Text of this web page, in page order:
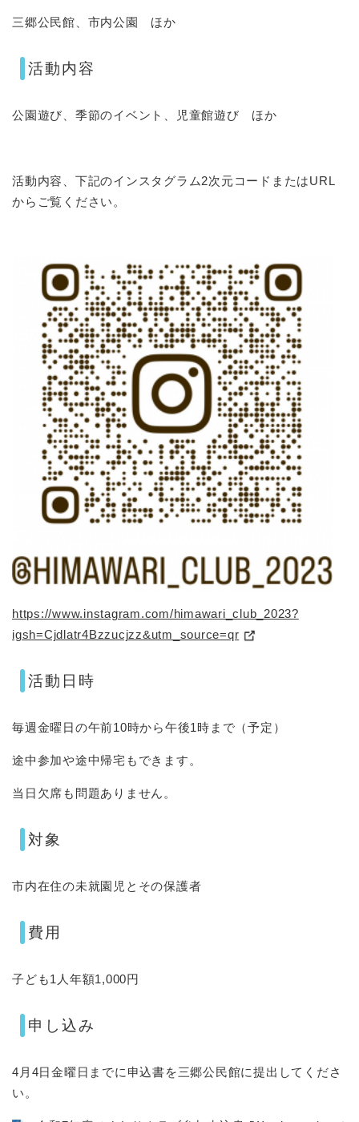
三郷公民館、市内公園 ほか
活動内容
公園遊び、季節のイベント、児童館遊び ほか
活動内容、下記のインスタグラム2次元コードまたはURL
からご覧ください。
https://www.instagram.com/himawari_club_2023?
igsh=Cjdlatr4Bzzucjzz&utm_source=qr
活動日時
毎週金曜日の午前10時から午後1時まで（予定）
途中参加や途中帰宅もできます。
当日欠席も問題ありません。
対象
市内在住の未就園児とその保護者
費用
子ども1人年額1,000円
申し込み
4月4日金曜日までに申込書を三郷公民館に提出してくださ
い。